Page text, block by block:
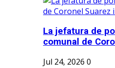
La jefatura de
comunal de
Jul 24, 2026 0